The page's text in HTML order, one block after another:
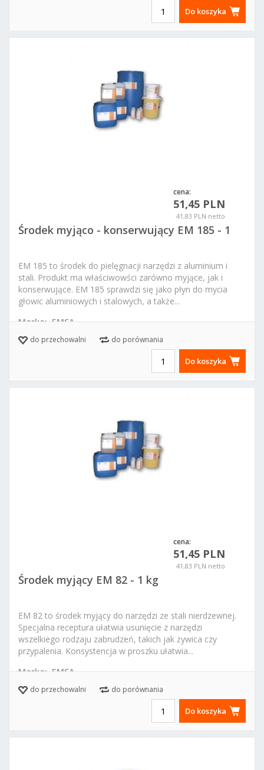
Do koszyka
cena:
51,45 PLN
41,83 PLN netto
Środek myjąco - konserwujący EM 185 - 1
EM 185 to środek do pielęgnacji narzędzi z aluminium i
stali. Produkt ma właściwowści zarówno myjące, jak i
konserwujące. EM 185 sprawdzi się jako płyn do mycia
głowic aluminiowych i stalowych, a także...
Marka: EMSA
do przechowalni do porównania
Do koszyka
cena:
51,45 PLN
41,83 PLN netto
Środek myjący EM 82 - 1 kg
EM 82 to środek myjący do narzędzi ze stali nierdzewnej.
Specjalna receptura ułatwia usunięcie z narzędzi
wszelkiego rodzaju zabrudzeń, takich jak żywica czy
przypalenia. Konsystencja w proszku ułatwia...
Marka: EMSA
do przechowalni do porównania
Do koszyka